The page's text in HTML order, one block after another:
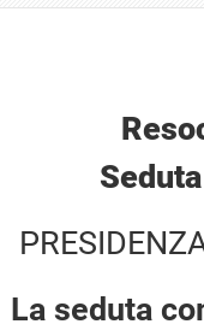
La seduta